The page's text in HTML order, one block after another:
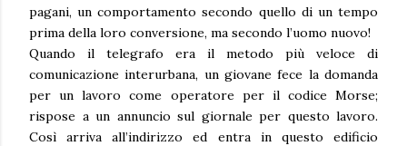
pagani, un comportamento secondo quello di un tempo
prima della loro conversione, ma secondo l’uomo nuovo!
Quando il telegrafo era il metodo più veloce di
comunicazione interurbana, un giovane fece la domanda
per un lavoro come operatore per il codice Morse;
rispose a un annuncio sul giornale per questo lavoro.
Così arriva all’indirizzo ed entra in questo edificio